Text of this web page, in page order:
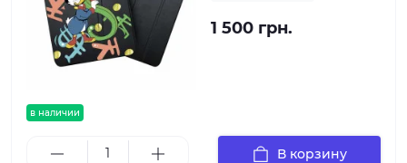
в наличии
1 500 грн.
В корзину